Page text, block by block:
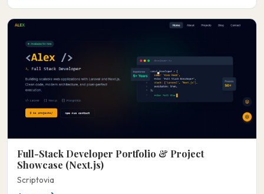
Full-Stack Developer Portfolio & Project
Showcase (Next.js)
Scriptovia